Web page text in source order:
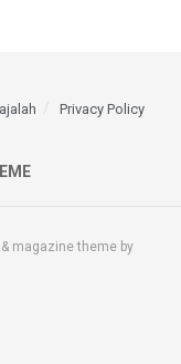
Privacy Policy
magazine theme by